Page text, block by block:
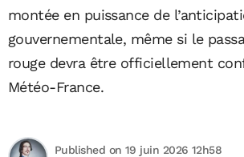
montée en puissance de
gouvernementale, même si le
rouge devra être officiellement
Météo-France.
Published on 19 juin 2026 12h58